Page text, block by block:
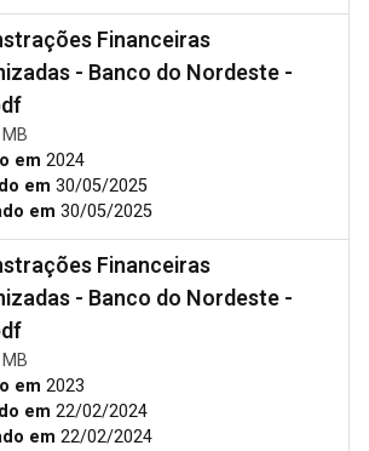
Financeiras
- Banco do Nordeste -
em 2024
em 30/05/2025
em 30/05/2025
Financeiras
- Banco do Nordeste -
em 2023
em 22/02/2024
em 22/02/2024